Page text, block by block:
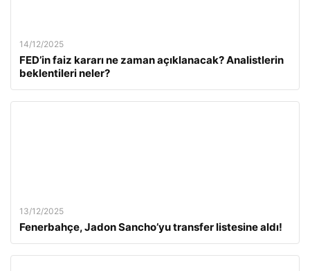
14/12/2025
FED’in faiz kararı ne zaman açıklanacak? Analistlerin
beklentileri neler?
13/12/2025
Fenerbahçe, Jadon Sancho’yu transfer listesine aldı!